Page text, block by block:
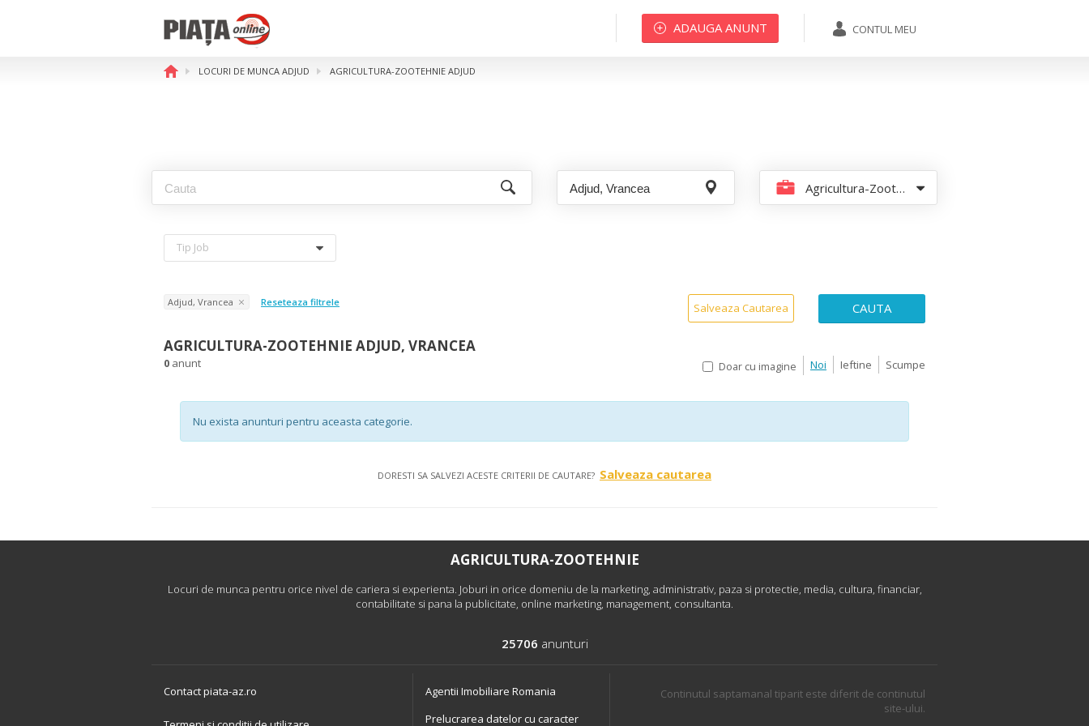
CONTUL MEU
ADAUGA ANUNT
LOCURI DE MUNCA ADJUD AGRICULTURA-ZOOTEHNIE ADJUD
Agricultura-Zootehnie
Tip Job
Adjud, Vrancea Reseteaza filtrele Salveaza Cautarea CAUTA
AGRICULTURA-ZOOTEHNIE ADJUD, VRANCEA
0 anunt Doar cu imagine Noi Ieftine Scumpe
Nu exista anunturi pentru aceasta categorie.
DORESTI SA SALVEZI ACESTE CRITERII DE CAUTARE? Salveaza cautarea
AGRICULTURA-ZOOTEHNIE
Locuri de munca pentru orice nivel de cariera si experienta. Joburi in orice domeniu de la marketing, administrativ, paza si protectie, media, cultura, financiar,
contabilitate si pana la publicitate, online marketing, management, consultanta.
25706 anunturi
Contact piata-az.ro
Agentii Imobiliare Romania
Prelucrarea datelor cu caracter
Continutul saptamanal tiparit este diferit de continutul
site-ului.